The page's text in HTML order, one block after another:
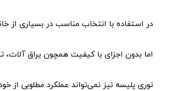
در استفاده با انتخاب مناسب در بسیاری از
اما بدون اجزای با کیفیت همچون یراق
توری پلیسه نیز نمی‌تواند عملکرد مطلوبی از